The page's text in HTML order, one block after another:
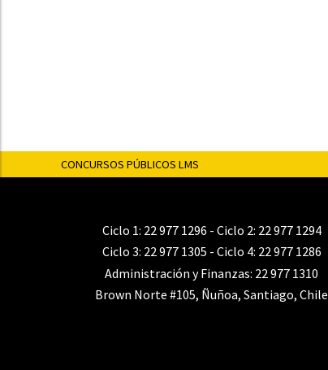
CONCURSOS PÚBLICOS LMS
Ciclo 1: 22 977 1296 - Ciclo 2: 22 977 1294
Ciclo 3: 22 977 1305 - Ciclo 4: 22 977 1286
Administración y Finanzas: 22 977 1310
Brown Norte #105, Ñuñoa, Santiago, Chile